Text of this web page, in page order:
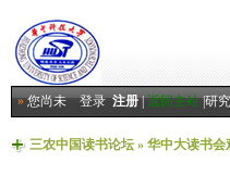
»您尚未登录 注册|返回主站|研
三农中国读书论坛» 华中大读书会